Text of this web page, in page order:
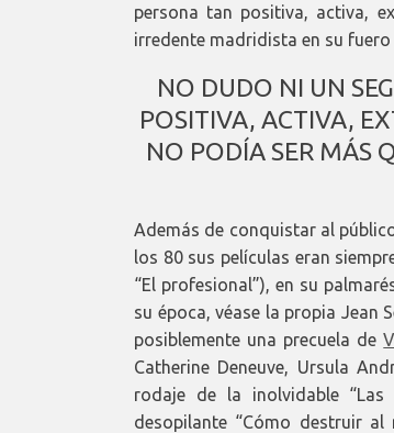
persona tan positiva, activa,
irredente madridista en su
NO DUDO NI UN
POSITIVA, ACTIVA,
NO PODÍA SER MÁS
Además de conquistar al
los 80 sus películas eran
“El profesional”), en su
su época, véase la propia Jean
posiblemente una precuela de
Catherine Deneuve, Ursula
rodaje de la inolvidable
desopilante “Cómo destruir